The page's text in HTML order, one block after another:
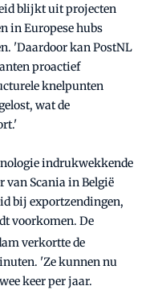
blijkt uit projecten
in Europese hubs
'Daardoor kan PostNL
proactief
knelpunten
wat de
indrukwekkende
van Scania in België
bij exportzendingen,
voorkomen. De
verkortte de
'Ze kunnen nu
keer per jaar.